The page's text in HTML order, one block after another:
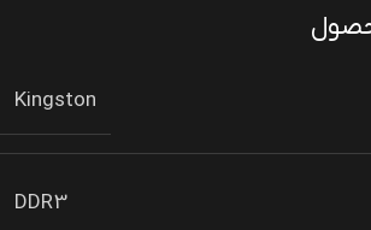
Kingston
DDR3